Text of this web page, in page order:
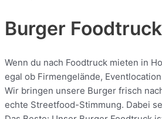
Burger
Wenn du nach Foodtruck mieten in
egal ob Firmengelände,
Wir bringen unsere Burger frisch
echte Streetfood-Stimmung. Dabei